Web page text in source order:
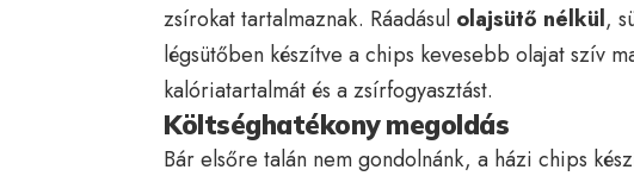
zsírokat tartalmaznak. Ráadásul olajsütő nélkül,
légsütőben készítve a chips kevesebb olajat szív
kalóriatartalmát és a zsírfogyasztást.
Költséghatékony megoldás
Bár elsőre talán nem gondolnánk, a házi chips